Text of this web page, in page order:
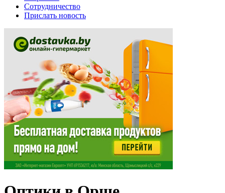
Сотрудничество
Прислать новость